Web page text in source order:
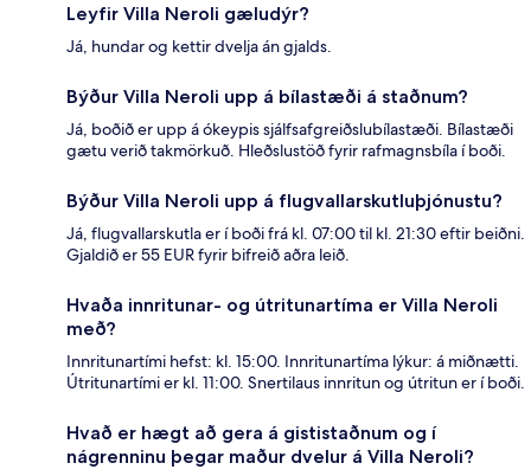
Leyfir Villa Neroli gæludýr?
Já, hundar og kettir dvelja án gjalds.
Býður Villa Neroli upp á bílastæði á staðnum?
Já, boðið er upp á ókeypis sjálfsafgreiðslubílastæði. Bílastæði
gætu verið takmörkuð. Hleðslustöð fyrir rafmagnsbíla í boði.
Býður Villa Neroli upp á flugvallarskutluþjónustu?
Já, flugvallarskutla er í boði frá kl. 07:00 til kl. 21:30 eftir beiðni.
Gjaldið er 55 EUR fyrir bifreið aðra leið.
Hvaða innritunar- og útritunartíma er Villa Neroli
með?
Innritunartími hefst: kl. 15:00. Innritunartíma lýkur: á miðnætti.
Útritunartími er kl. 11:00. Snertilaus innritun og útritun er í boði.
Hvað er hægt að gera á gististaðnum og í
nágrenninu þegar maður dvelur á Villa Neroli?